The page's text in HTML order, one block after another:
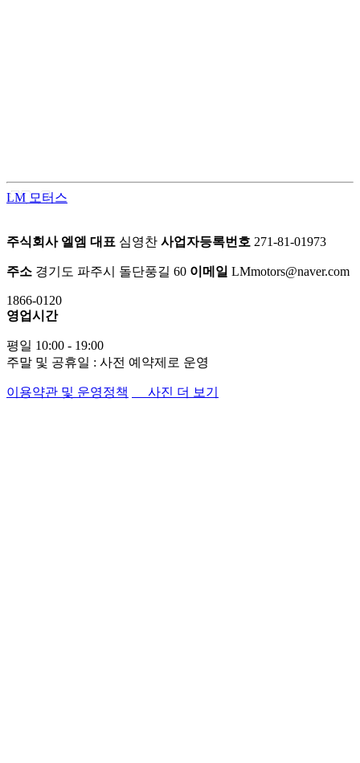
LM 모터스
주식회사 엘엠 대표 심영찬 사업자등록번호 271-81-01973
주소 경기도 파주시 돌단풍길 60 이메일 LMmotors@naver.com
1866-0120
영업시간
평일 10:00 - 19:00
주말 및 공휴일 : 사전 예약제로 운영
이용약관 및 운영정책 사진 더 보기